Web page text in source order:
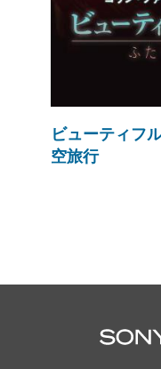
ビューティフ
空旅行